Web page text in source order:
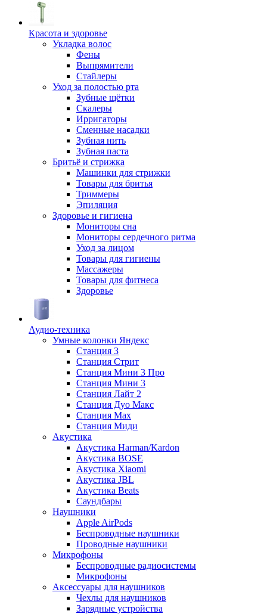
Красота и здоровье
Укладка волос
Фены
Выпрямители
Стайлеры
Уход за полостью рта
Зубные щётки
Скалеры
Ирригаторы
Сменные насадки
Зубная нить
Зубная паста
Бритьё и стрижка
Машинки для стрижки
Товары для бритья
Триммеры
Эпиляция
Здоровье и гигиена
Мониторы сна
Мониторы сердечного ритма
Уход за лицом
Товары для гигиены
Массажеры
Товары для фитнеса
Здоровье
Аудио-техника
Умные колонки Яндекс
Станция 3
Станция Стрит
Станция Мини 3 Про
Станция Мини 3
Станция Лайт 2
Станция Дуо Макс
Станция Max
Станция Миди
Акустика
Акустика Harman/Kardon
Акустика BOSE
Акустика Xiaomi
Акустика JBL
Акустика Beats
Саундбары
Наушники
Apple AirPods
Беспроводные наушники
Проводные наушники
Микрофоны
Беспроводные радиосистемы
Микрофоны
Аксессуары для наушников
Чехлы для наушников
Зарядные устройства